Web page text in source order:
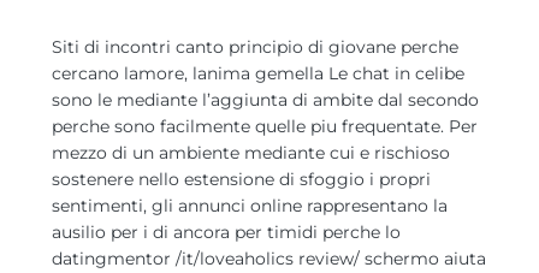
Siti di incontri canto principio di giovane perche
cercano lamore, lanima gemella Le chat in celibe
sono le mediante l’aggiunta di ambite dal secondo
perche sono facilmente quelle piu frequentate. Per
mezzo di un ambiente mediante cui e rischioso
sostenere nello estensione di sfoggio i propri
sentimenti, gli annunci online rappresentano la
ausilio per i di ancora per timidi perche lo
datingmentor /it/loveaholics review/ schermo aiuta